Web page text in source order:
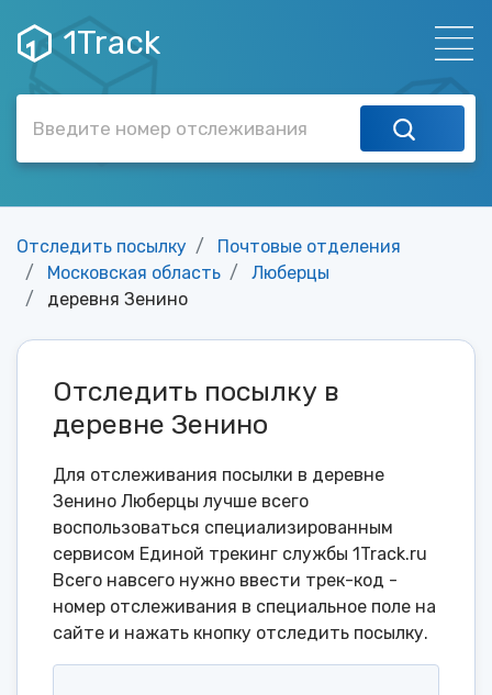
1Track
Отследить посылку
Почтовые отделения
Московская область
Люберцы
деревня Зенино
Отследить посылку в
деревне Зенино
Для отслеживания посылки в деревне
Зенино Люберцы лучше всего
воспользоваться специализированным
сервисом Единой трекинг службы 1Track.ru
Всего навсего нужно ввести трек-код -
номер отслеживания в специальное поле на
сайте и нажать кнопку отследить посылку.